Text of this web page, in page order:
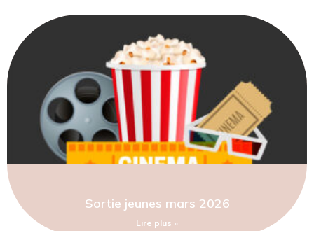
Sortie jeunes mars 2026
Lire plus »